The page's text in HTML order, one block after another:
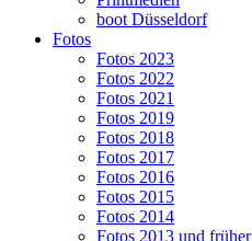
boot Düsseldorf
Fotos
Fotos 2023
Fotos 2022
Fotos 2021
Fotos 2019
Fotos 2018
Fotos 2017
Fotos 2016
Fotos 2015
Fotos 2014
Fotos 2013 und früher